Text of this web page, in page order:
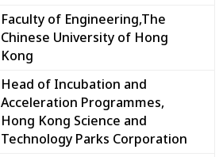
Faculty of Engineering,The
Chinese University of Hong
Kong
Head of Incubation and
Acceleration Programmes,
Hong Kong Science and
Technology Parks Corporation